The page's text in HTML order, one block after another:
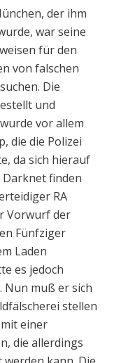
der ihm
war seine
für den
von falschen
Die
und
vor allem
die die Polizei
da sich hierauf
finden
RA
Vorwurf der
Fünfziger
Laden
es jedoch
Nun muß er sich
stellen
einer
die allerdings